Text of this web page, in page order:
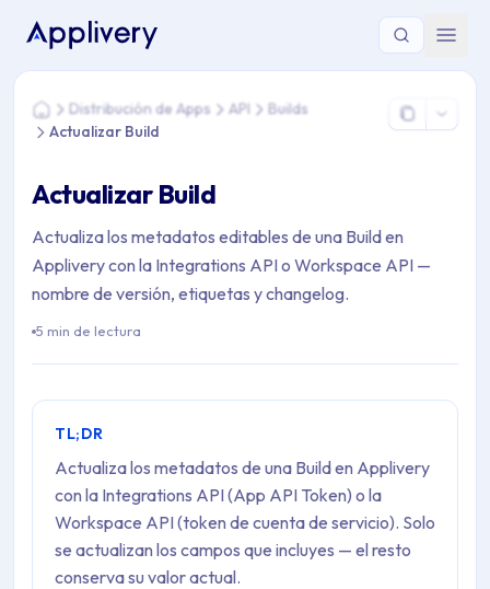
Estás aquí: Home > Distribución de Apps > API > Builds >
HomeDistribución de Apps API
Builds
Actualizar Build
Actualizar Build
Actualiza los metadatos editables de una Build en
Applivery con la Integrations API o Workspace API —
nombre de versión, etiquetas y changelog.
5 min de lectura
TL;DR
Actualiza los metadatos de una Build en Applivery
con la Integrations API (App API Token) o la
Workspace API (token de cuenta de servicio). Solo
se actualizan los campos que incluyes — el resto
conserva su valor actual.